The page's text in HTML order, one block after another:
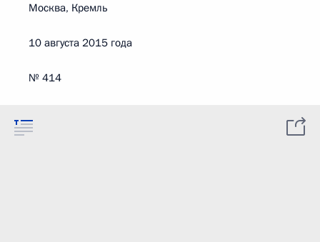
Москва, Кремль
10 августа 2015 года
№ 414